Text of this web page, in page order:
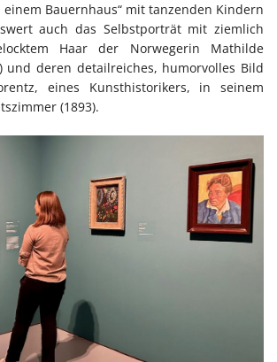
einem Bauernhaus“ mit tanzenden Kindern
auch das Selbstporträt mit ziemlich
Haar der Norwegerin Mathilde
und deren detailreiches, humorvolles Bild
eines Kunsthistorikers, in seinem
(1893).